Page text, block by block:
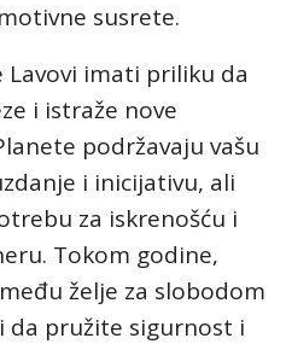
susrete.
Lavovi imati priliku da
i istraže nove
podržavaju vašu
i inicijativu, ali
za iskrenošću i
Tokom godine,
želje za slobodom
da pružite sigurnost i